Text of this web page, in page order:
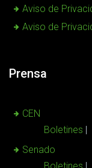
Aviso de
Aviso de
Prensa
CEN
Boletines
Senado
Boletines